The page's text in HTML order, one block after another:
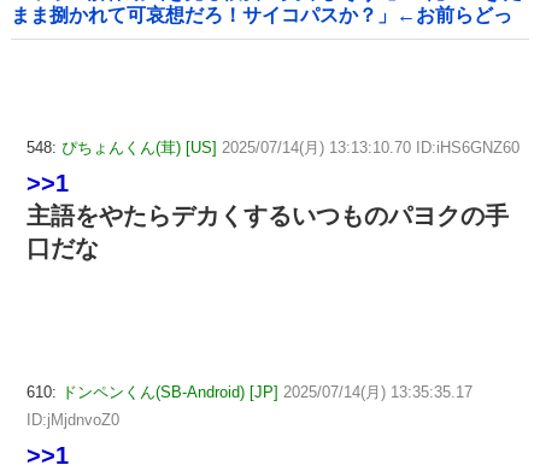
まま捌かれて可哀想だろ！サイコパスか？」←お前らどっ
ち？
548: ぴちょんくん(茸) [US] 2025/07/14(月) 13:13:10.70 ID:iHS6GNZ60
>>1
主語をやたらデカくするいつものパヨクの手
口だな
610: ドンペンくん(SB-Android) [JP] 2025/07/14(月) 13:35:35.17
ID:jMjdnvoZ0
>>1